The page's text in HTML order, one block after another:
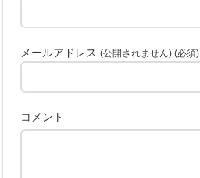
メールアドレス(公開されません) (必須)
コメント